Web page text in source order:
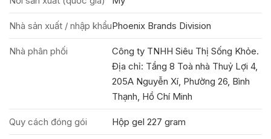
Nhà sản xuất / nhập khẩuPhoenix Brands Division
Nhà phân phối
Công ty TNHH Siêu Thị Sống Khỏe.
Địa chỉ: Tầng 8 Toà nhà Thuỷ Lợi 4,
205A Nguyễn Xí, Phường 26, Bình
Thạnh, Hồ Chí Minh
Quy cách đóng gói Hộp gel 227 gram